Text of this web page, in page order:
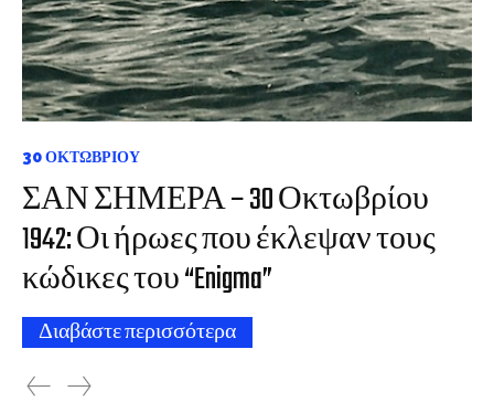
30 ΟΚΤΩΒΡΊΟΥ
ΣΑΝ ΣΗΜΕΡΑ – 30 Οκτωβρίου
1942: Οι ήρωες που έκλεψαν τους
κώδικες του “Enigma”
Διαβάστε περισσότερα